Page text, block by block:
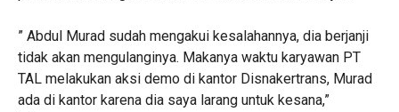
” Abdul Murad sudah mengakui kesalahannya, dia berjanji
tidak akan mengulanginya. Makanya waktu karyawan PT
TAL melakukan aksi demo di kantor Disnakertrans, Murad
ada di kantor karena dia saya larang untuk kesana,”